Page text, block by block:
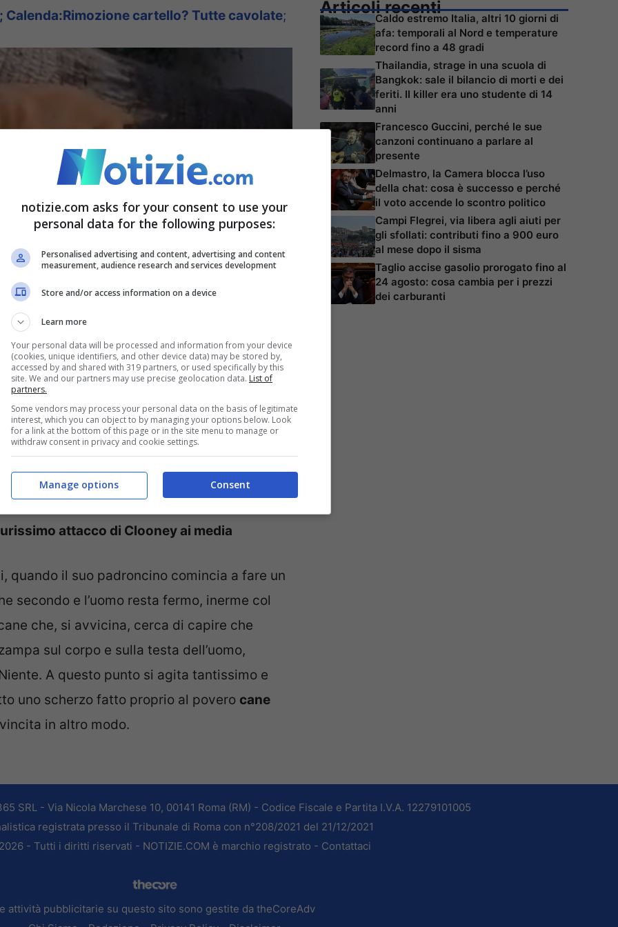
Calenda:Rimozione cartello? Tutte cavolate;
in piscina (screenshot notizie.com)
giro di poche ore ha fatto il giro delweb. E
che si comportano come gli adulti, il
si tratta di uncane, un molosso, che è
tutto normale.
attacco di Clooney ai media
quando il suo padroncino comincia a fare un
secondo e l’uomo resta fermo, inerme col
che, si avvicina, cerca di capire che
sul corpo e sulla testa dell’uomo,
A questo punto si agita tantissimo e
uno scherzo fatto proprio al povero cane
in altro modo.
Articoli recenti
Caldo estremo Italia, altri 10 giorni di
afa: temporali al Nord e temperature
record fino a 48 gradi
Thailandia, strage in una scuola di
Bangkok: sale il bilancio di morti e dei
feriti. Il killer era uno studente di 14
anni
Francesco Guccini, perché le sue
canzoni continuano a parlare al
presente
Delmastro, la Camera blocca l’uso
della chat: cosa è successo e perché
il voto accende lo scontro politico
Campi Flegrei, via libera agli aiuti per
gli sfollati: contributi fino a 900 euro
al mese dopo il sisma
Taglio accise gasolio prorogato fino al
24 agosto: cosa cambia per i prezzi
dei carburanti
SRL - Via Nicola Marchese 10, 00141 Roma (RM) - Codice Fiscale e Partita I.V.A. 12279101005
registrata presso il Tribunale di Roma con n°208/2021 del 21/12/2021
- Tutti i diritti riservati - NOTIZIE.COM è marchio registrato - Contattaci
attività pubblicitarie su questo sito sono gestite da theCoreAdv
notizie.com asks for your consent to use your
personal data for the following purposes:
Personalised advertising and content, advertising and content
measurement, audience research and services development
Store and/or access information on a device
Learn more
Your personal data will be processed and information from your device
(cookies, unique identifiers, and other device data) may be stored by,
accessed by and shared with 319 partners, or used specifically by this
site. We and our partners may use precise geolocation data. List of
partners.
Some vendors may process your personal data on the basis of legitimate
interest, which you can object to by managing your options below. Look
for a link at the bottom of this page or in the site menu to manage or
withdraw consent in privacy and cookie settings.
Consent
Manage options